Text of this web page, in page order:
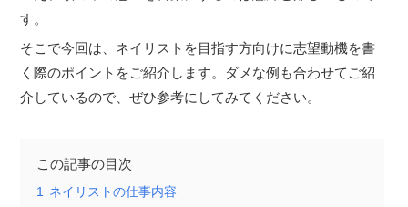
す。
そこで今回は、ネイリストを目指す方向けに志望動機を書
く際のポイントをご紹介します。ダメな例も合わせてご紹
介しているので、ぜひ参考にしてみてください。
この記事の目次
1 ネイリストの仕事内容